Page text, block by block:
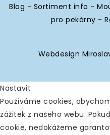
Blog - Sortiment info -
pro pekárny -
Webdesign
Nastavit
Používáme cookies,
zážitek z našeho webu.
cookie, nedokážeme